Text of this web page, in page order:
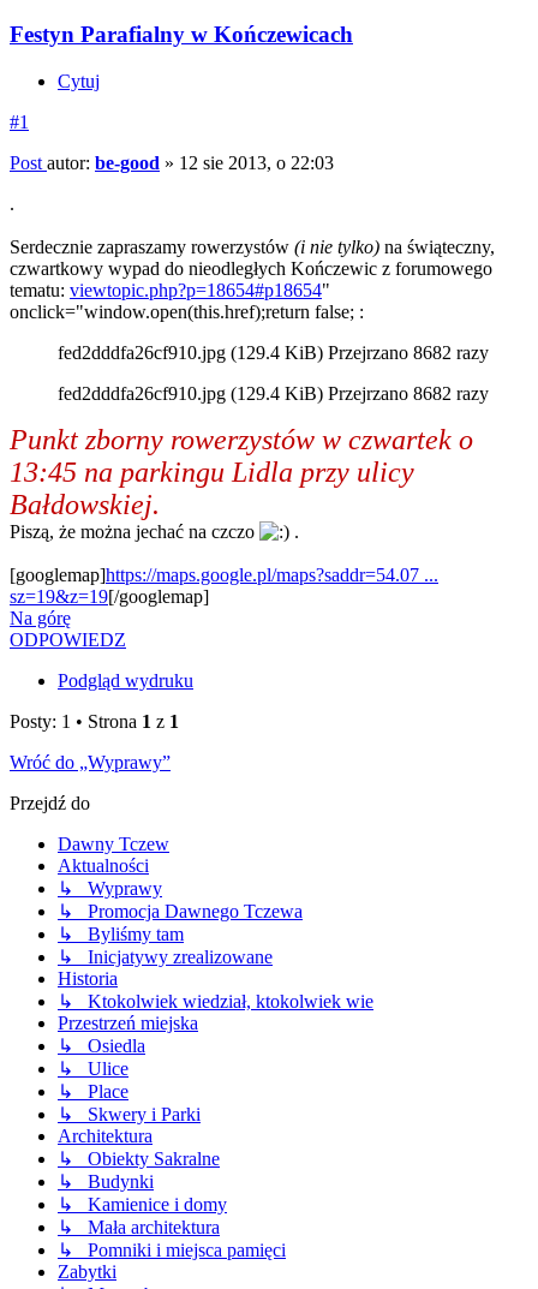
Festyn Parafialny w Kończewicach
Cytuj
#1
Post autor: be-good » 12 sie 2013, o 22:03
.
Serdecznie zapraszamy rowerzystów (i nie tylko) na świąteczny,
czwartkowy wypad do nieodległych Kończewic z forumowego
tematu: viewtopic.php?p=18654#p18654"
onclick="window.open(this.href);return false; :
fed2dddfa26cf910.jpg (129.4 KiB) Przejrzano 8682 razy
fed2dddfa26cf910.jpg (129.4 KiB) Przejrzano 8682 razy
Punkt zborny rowerzystów w czwartek o
13:45 na parkingu Lidla przy ulicy
Bałdowskiej.
Piszą, że można jechać na czczo .
[googlemap]https://maps.google.pl/maps?saddr=54.07 ...
sz=19&z=19[/googlemap]
Na górę
ODPOWIEDZ
Podgląd wydruku
Posty: 1 • Strona 1 z 1
Wróć do „Wyprawy”
Przejdź do
Dawny Tczew
Aktualności
↳ Wyprawy
↳ Promocja Dawnego Tczewa
↳ Byliśmy tam
↳ Inicjatywy zrealizowane
Historia
↳ Ktokolwiek wiedział, ktokolwiek wie
Przestrzeń miejska
↳ Osiedla
↳ Ulice
↳ Place
↳ Skwery i Parki
Architektura
↳ Obiekty Sakralne
↳ Budynki
↳ Kamienice i domy
↳ Mała architektura
↳ Pomniki i miejsca pamięci
Zabytki